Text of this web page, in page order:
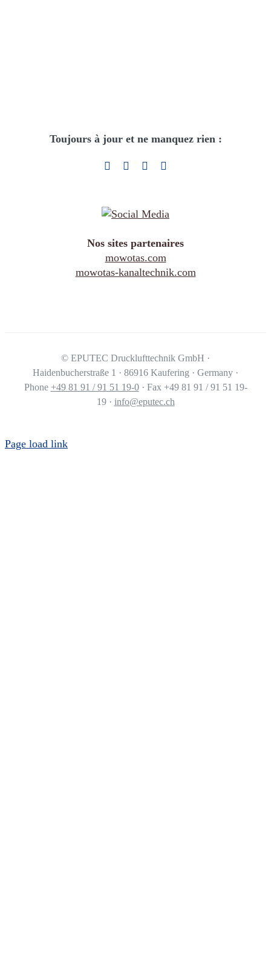
Toujours à jour et ne manquez rien :
Nos sites partenaires
mowotas.com
mowotas-kanaltechnik.com
© EPUTEC Drucklufttechnik GmbH ·
Haidenbucherstraße 1 · 86916 Kaufering · Germany ·
Phone +49 81 91 / 91 51 19-0· Fax +49 81 91 / 91 51 19-
19 · info@eputec.ch
Page load link